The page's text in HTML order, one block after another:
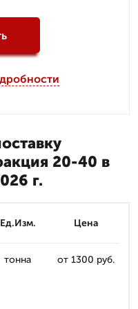
20-40 в
г.
Ед.Изм. Цена
тонна от 1300 руб.